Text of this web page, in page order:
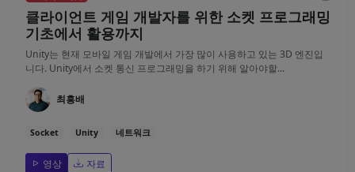
클라이언트 게임 개발자를 위한 소켓 프로그래밍
기초에서 활용까지
Unity는 현재 모바일 게임 개발에서 가장 많이 사용하고 있는 3D 엔진입
니다. Unity에서 소켓 통신 프로그래밍을 하기 위해 알아야할...
최흥배
Socket Unity 네트워크
영상 자료